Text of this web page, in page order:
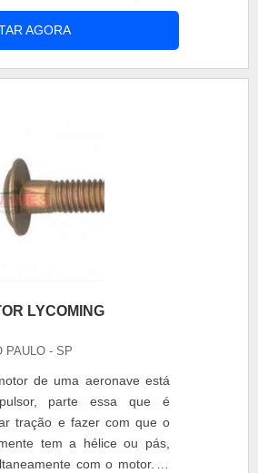
para aeronaves, a
de acordo com todos
no painel do avião
AGORA
LYCOMING
PAULO - SP
de uma aeronave está
parte essa que é
tração e fazer com que o
tem a hélice ou pás,
com o motor. O